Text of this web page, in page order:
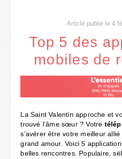
Articlé publié le 4
Top 5 des
mobiles de
La Saint Valentin approche et
trouvé l’âme sœur ? Votre
s’avérer être votre meilleur
grand amour. Voici 5
belles rencontres. Populaire,